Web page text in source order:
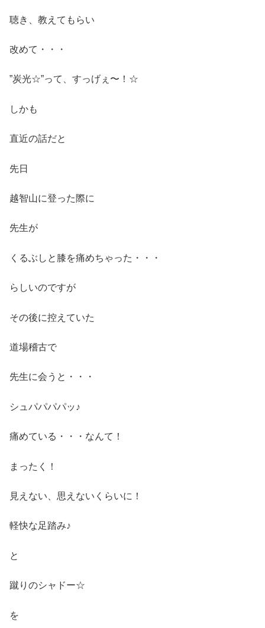
聴き、教えてもらい
改めて・・・
”炭光☆”って、すっげぇ〜！☆
しかも
直近の話だと
先日
越智山に登った際に
先生が
くるぶしと膝を痛めちゃった・・・
らしいのですが
その後に控えていた
道場稽古で
先生に会うと・・・
シュパパパパッ♪
痛めている・・・なんて！
まったく！
見えない、思えないくらいに！
軽快な足踏み♪
と
蹴りのシャドー☆
を